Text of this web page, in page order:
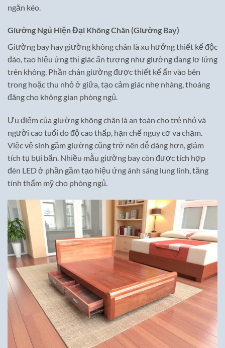
ngăn kéo.
Giường Ngủ Hiện Đại Không Chân (Giường Bay)
Giường bay hay giường không chân là xu hướng thiết kế độc
đáo, tạo hiệu ứng thị giác ấn tượng như giường đang lơ lửng
trên không. Phần chân giường được thiết kế ẩn vào bên
trong hoặc thu nhỏ ở giữa, tạo cảm giác nhẹ nhàng, thoáng
đãng cho không gian phòng ngủ.
Ưu điểm của giường không chân là an toàn cho trẻ nhỏ và
người cao tuổi do độ cao thấp, hạn chế nguy cơ va chạm.
Việc vệ sinh gầm giường cũng trở nên dễ dàng hơn, giảm
tích tụ bụi bẩn. Nhiều mẫu giường bay còn được tích hợp
đèn LED ở phần gầm tạo hiệu ứng ánh sáng lung linh, tăng
tính thẩm mỹ cho phòng ngủ.